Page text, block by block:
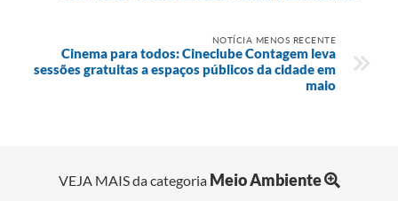
NOTÍCIA MENOS RECENTE
Cinema para todos: Cineclube Contagem leva
sessões gratuitas a espaços públicos da cidade em
maio
VEJA MAIS da categoria Meio Ambiente